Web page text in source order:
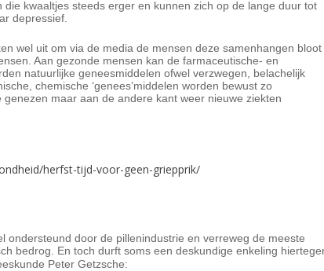
kwaaltjes steeds erger en kunnen zich op de lange duur tot
depressief.
wel uit om via de media de mensen deze samenhangen bloot
Aan gezonde mensen kan de farmaceutische- en
natuurlijke geneesmiddelen ofwel verzwegen, belachelijk
chemische ‘genees’middelen worden bewust zo
maar aan de andere kant weer nieuwe ziekten
herfst-tijd-voor-geen-griepprik/
ondersteund door de pillenindustrie en verreweg de meeste
bedrog. En toch durft soms een deskundige enkeling
Peter Getzsche: